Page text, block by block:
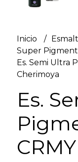
Inicio
Super
Es. Semi Ultra
Cherimoya
Es.